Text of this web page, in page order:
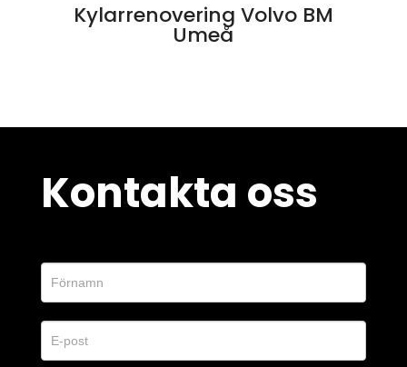
Kylarrenovering Volvo BM
Umeå
Kontakta oss
ä